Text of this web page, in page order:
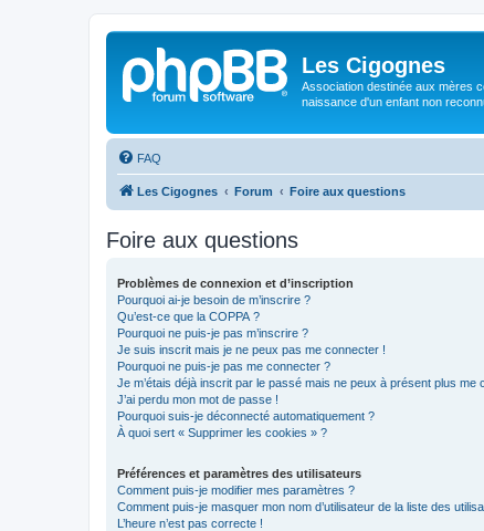
Les Cigognes
Association destinée aux mères
naissance d'un enfant non
FAQ
Les Cigognes Forum Foire aux questions
Foire aux questions
Problèmes de connexion et d’inscription
Pourquoi ai-je besoin de m’inscrire ?
Qu’est-ce que la COPPA ?
Pourquoi ne puis-je pas m’inscrire ?
Je suis inscrit mais je ne peux pas me connecter !
Pourquoi ne puis-je pas me connecter ?
Je m’étais déjà inscrit par le passé mais ne peux à présent plus me
J’ai perdu mon mot de passe !
Pourquoi suis-je déconnecté automatiquement ?
À quoi sert « Supprimer les cookies » ?
Préférences et paramètres des utilisateurs
Comment puis-je modifier mes paramètres ?
Comment puis-je masquer mon nom d’utilisateur de la liste des
L’heure n’est pas correcte !